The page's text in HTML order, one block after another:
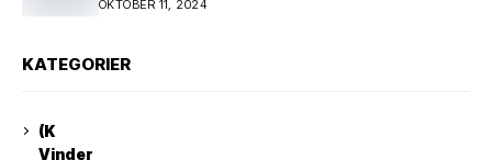
kunstnerpar repræsenteres på stor
OKTOBER 11, 2024
KATEGORIER
(K
Vinder